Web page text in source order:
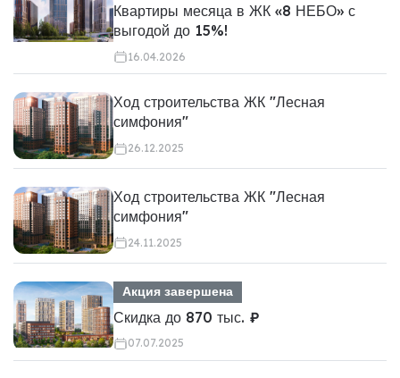
Квартиры месяца в ЖК «8 НЕБО» с
выгодой до 15%!
16.04.2026
Ход строительства ЖК "Лесная
симфония"
26.12.2025
Ход строительства ЖК "Лесная
симфония"
24.11.2025
Акция завершена
Скидка до 870 тыс. ₽
07.07.2025